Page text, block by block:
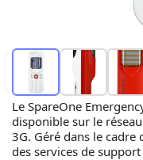
Le SpareOne
disponible sur le
3G. Géré dans le
des services de